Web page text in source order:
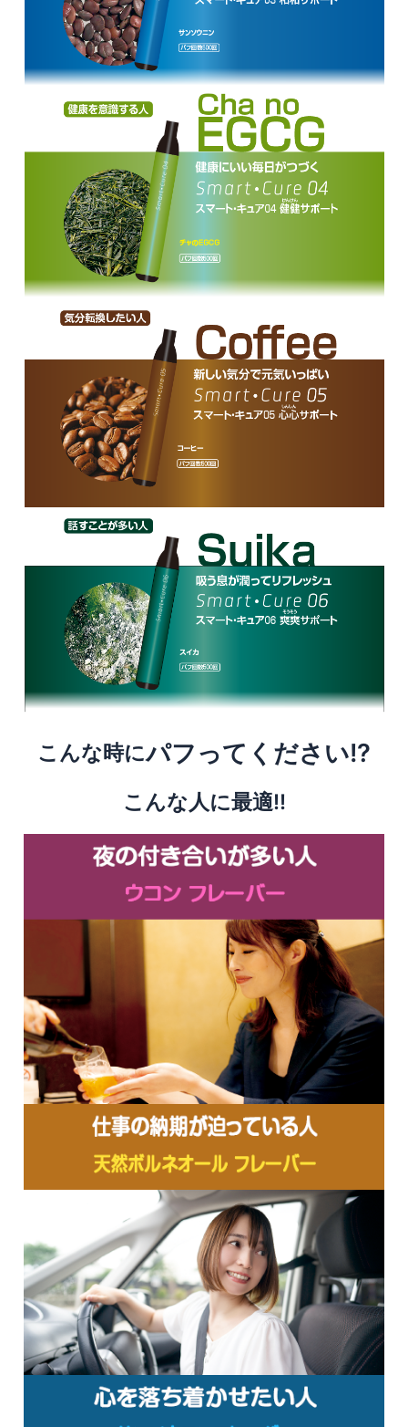
こんな時にパフってください!?
こんな人に最適!!